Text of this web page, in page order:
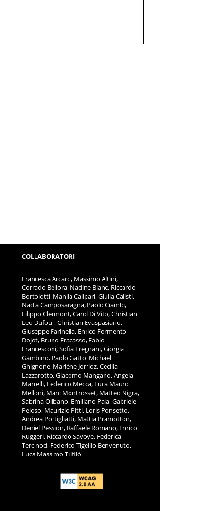
COLLABORATORI
Francesca Arcaro, Massimo Altini,
Corrado Bellora, Nadine Blanc, Riccardo
Bortolotti, Manila Calipari, Giulia Calisti,
Nadia Camposaragna, Paolo Ciambi,
Filippo Clermont, Carol Di Vito, Christian
Leo Dufour, Christian Evaspasiano,
Giuseppe Farinella, Enrico Formento
Dojot, Bruno Fracasso, Fabio
Francesconi, Sofia Fregnani, Giorgia
Gambino, Paolo Gatto, Michael
Ghignone, Marlène Jorrioz, Cecilia
Lazzarotto, Giacomo Mangano, Angela
Marrelli, Federico Mecca, Luca Mauro
Melloni, Marc Montrosset, Matteo Nigra,
Sabrina Olibano, Emiliano Pala, Gabriele
Peloso, Maurizio Pitti, Loris Ponsetto,
Andrea Portigliatti, Mattia Pramotton,
Deniel Pession, Raffaele Romano, Enrico
Ruggeri, Riccardo Savoye, Federica
Tercinod, Federico Tigellio Benvenuto,
Luca Massimo Trifilò